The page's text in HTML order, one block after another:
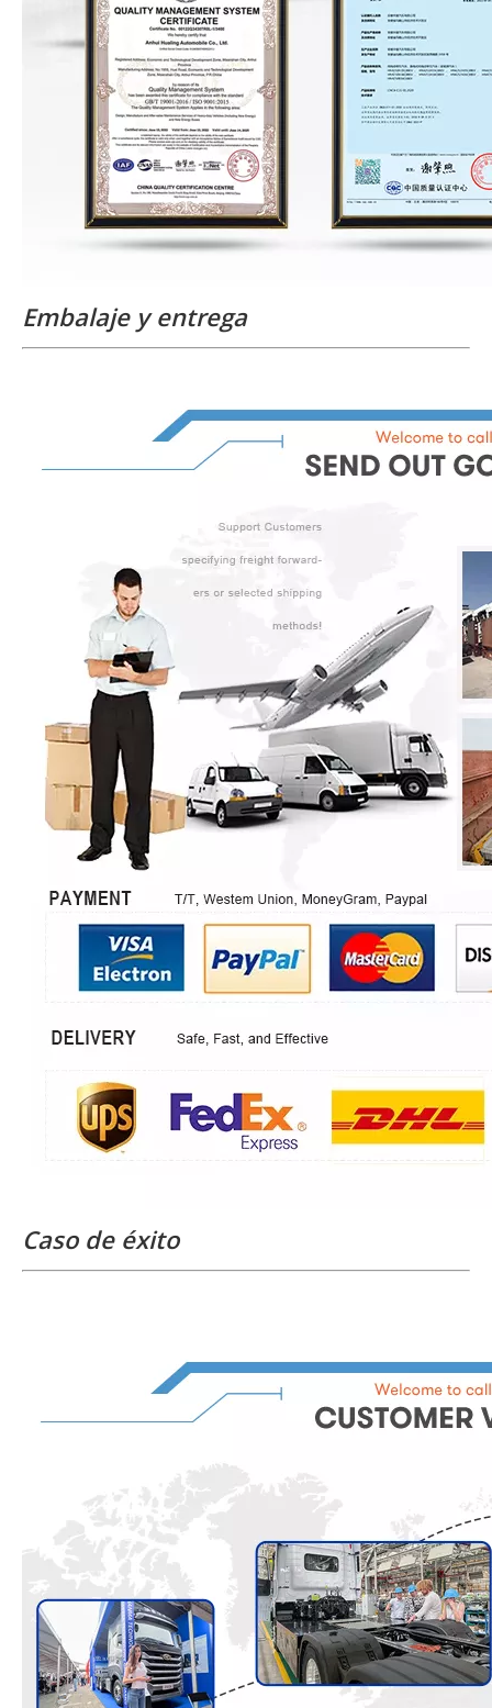
Embalaje y entrega
Caso de éxito